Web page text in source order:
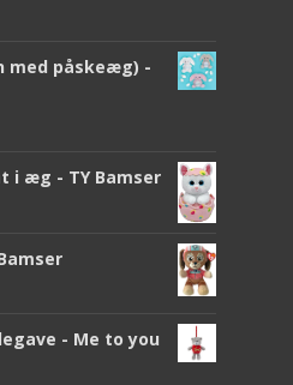
med påskeæg) -
i æg - TY Bamser
- Me to you